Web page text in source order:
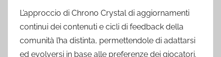
L’approccio di Chrono Crystal di aggiornamenti
continui dei contenuti e cicli di feedback della
comunità l’ha distinta, permettendole di adattarsi
ed evolversi in base alle preferenze dei giocatori.